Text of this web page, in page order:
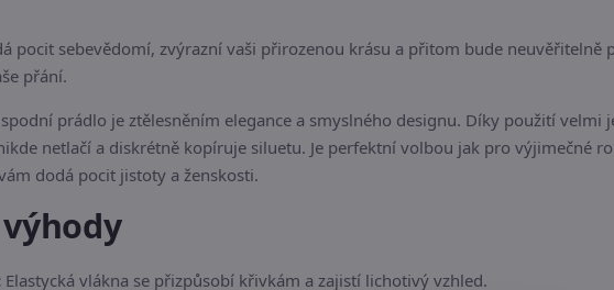
pocit sebevědomí, zvýrazní vaši přirozenou krásu a přitom bude neuvěřitelně
přání.
prádlo je ztělesněním elegance a smyslného designu. Díky použití velmi
netlačí a diskrétně kopíruje siluetu. Je perfektní volbou jak pro výjimečné
dodá pocit jistoty a ženskosti.
Elastycká vlákna se přizpůsobí křivkám a zajistí lichotivý vzhled.